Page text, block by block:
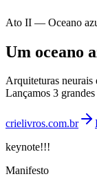
Ato II — Oceano
Um oceano
Arquiteturas neurais
Lançamos 3
crielivros.com.br
keynote!!!
Manifesto